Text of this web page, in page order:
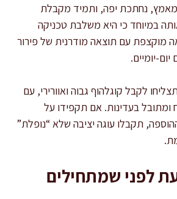
מאמץ, נחתכת יפה, ותמיד מקבלת
במיוחד כי היא משלבת טכניקה
מוקצפת עם תוצאה מודרנית של פירור
יומיים.
לקבל קוגלהוף גבוה ואוורירי, עם
ומתובל בעדינות. אם תקפידו על
תקבלו עוגה יציבה שלא “נופלת”
לפני שמתחילים